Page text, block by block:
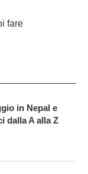
fare
in Nepal e
dalla A alla Z